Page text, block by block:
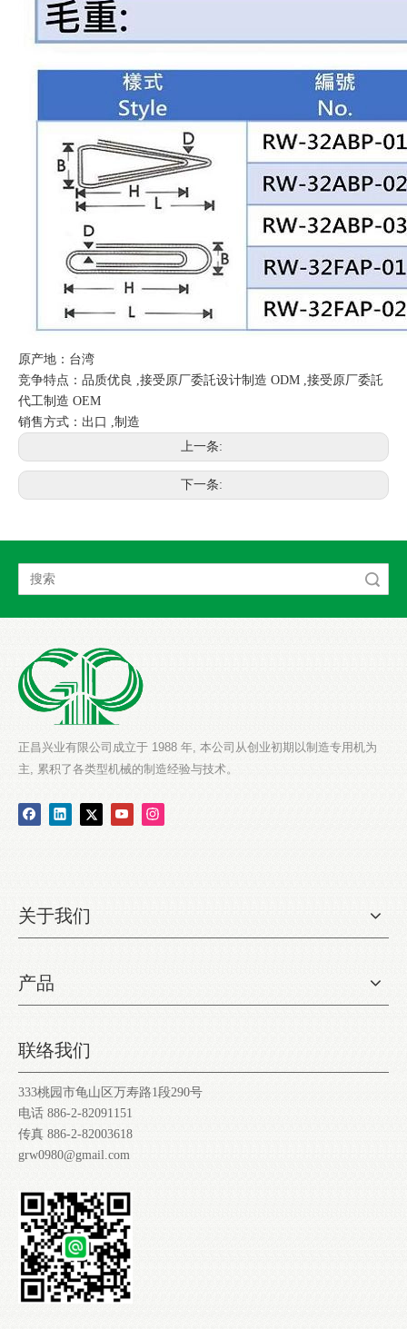
原产地：台湾
竞争特点：品质优良 ,接受原厂委託设计制造 ODM ,接受原厂委託
代工制造 OEM
销售方式：出口 ,制造
上一条:
下一条:
正昌兴业有限公司成立于 1988 年, 本公司从创业初期以制造专用机为
主, 累积了各类型机械的制造经验与技术。
关于我们
产品
联络我们
333桃园市龟山区万寿路1段290号
电话 886-2-82091151
传真 886-2-82003618
grw0980@gmail.com